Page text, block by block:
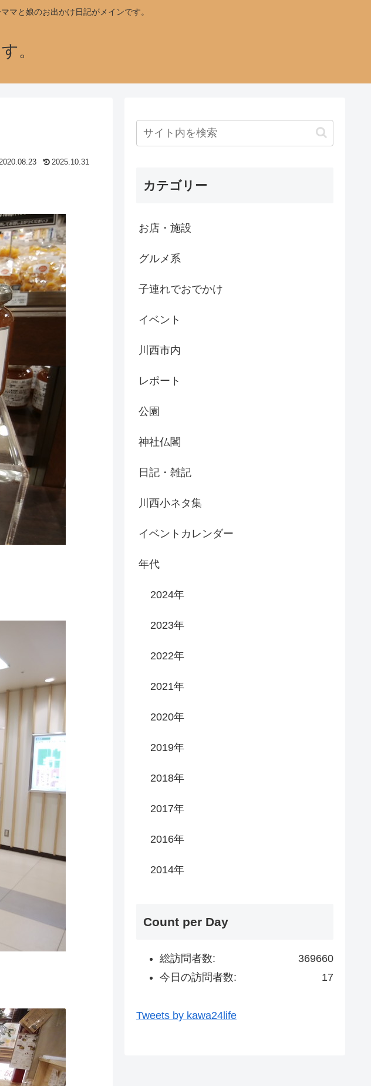
マと娘のお出かけ日記がメインです。
。
2020.08.23 2025.10.31
カテゴリー
お店・施設
グルメ系
子連れでおでかけ
イベント
川西市内
レポート
公園
神社仏閣
日記・雑記
川西小ネタ集
イベントカレンダー
年代
2024年
2023年
2022年
2021年
2020年
2019年
2018年
2017年
2016年
2014年
Count per Day
369660
総訪問者数:
17
今日の訪問者数:
Tweets by kawa24life